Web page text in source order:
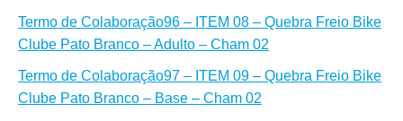
Termo de Colaboração96 – ITEM 08 – Quebra Freio Bike
Clube Pato Branco – Adulto – Cham 02
Termo de Colaboração97 – ITEM 09 – Quebra Freio Bike
Clube Pato Branco – Base – Cham 02